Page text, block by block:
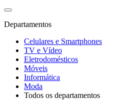
Departamentos
Celulares e Smartphones
TV e Vídeo
Eletrodomésticos
Móveis
Informática
Moda
Todos os departamentos